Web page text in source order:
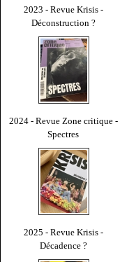
2023 - Revue Krisis -
Déconstruction ?
2024 - Revue Zone critique -
Spectres
2025 - Revue Krisis -
Décadence ?